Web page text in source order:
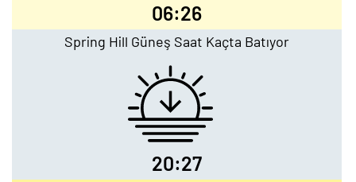
06:26
Spring Hill Güneş Saat Kaçta Batıyor
20:27